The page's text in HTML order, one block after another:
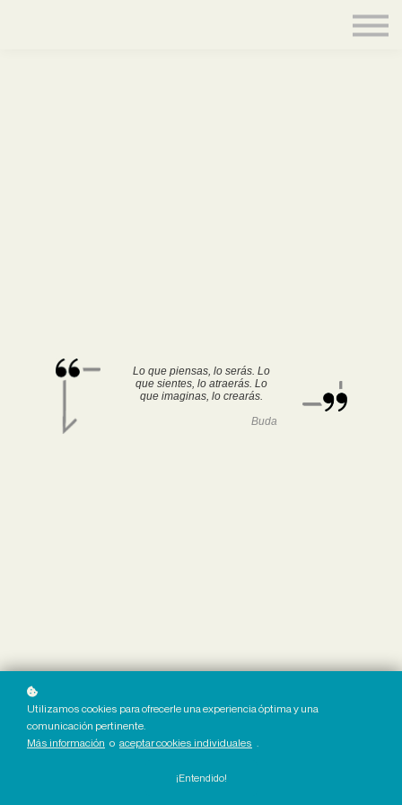
Lo que piensas, lo serás. Lo
que sientes, lo atraerás. Lo
que imaginas, lo crearás.
Buda
Utilizamos cookies para ofrecerle una experiencia óptima y una
comunicación pertinente.
Más información o aceptar cookies individuales .
¡Entendido!